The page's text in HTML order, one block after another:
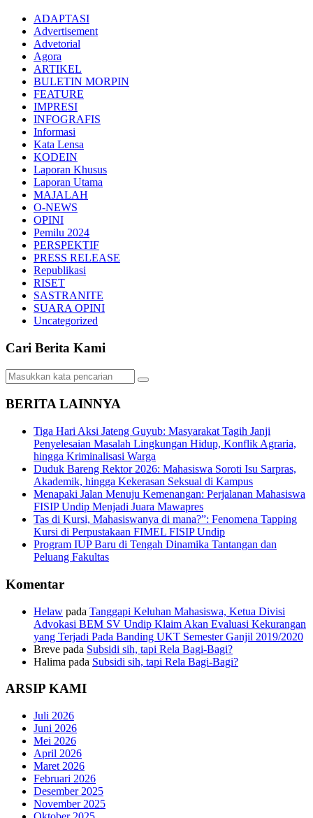
ADAPTASI
Advertisement
Advetorial
Agora
ARTIKEL
BULETIN MORPIN
FEATURE
IMPRESI
INFOGRAFIS
Informasi
Kata Lensa
KODEIN
Laporan Khusus
Laporan Utama
MAJALAH
O-NEWS
OPINI
Pemilu 2024
PERSPEKTIF
PRESS RELEASE
Republikasi
RISET
SASTRANITE
SUARA OPINI
Uncategorized
Cari Berita Kami
BERITA LAINNYA
Tiga Hari Aksi Jateng Guyub: Masyarakat Tagih Janji
Penyelesaian Masalah Lingkungan Hidup, Konflik Agraria,
hingga Kriminalisasi Warga
Duduk Bareng Rektor 2026: Mahasiswa Soroti Isu Sarpras,
Akademik, hingga Kekerasan Seksual di Kampus
Menapaki Jalan Menuju Kemenangan: Perjalanan Mahasiswa
FISIP Undip Menjadi Juara Mawapres
Tas di Kursi, Mahasiswanya di mana?”: Fenomena Tapping
Kursi di Perpustakaan FIMEL FISIP Undip
Program IUP Baru di Tengah Dinamika Tantangan dan
Peluang Fakultas
Komentar
Helaw pada Tanggapi Keluhan Mahasiswa, Ketua Divisi
Advokasi BEM SV Undip Klaim Akan Evaluasi Kekurangan
yang Terjadi Pada Banding UKT Semester Ganjil 2019/2020
Breve pada Subsidi sih, tapi Rela Bagi-Bagi?
Halima pada Subsidi sih, tapi Rela Bagi-Bagi?
ARSIP KAMI
Juli 2026
Juni 2026
Mei 2026
April 2026
Maret 2026
Februari 2026
Desember 2025
November 2025